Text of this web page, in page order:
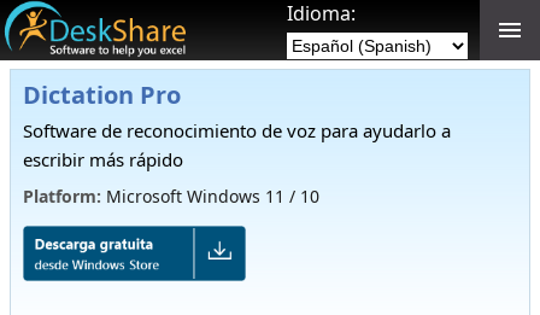
Idioma:
Dictation Pro
Software de reconocimiento de voz para ayudarlo a
escribir más rápido
Platform: Microsoft Windows 11 / 10